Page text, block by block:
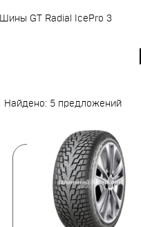
Шины GT Radial IcePro 3
Найдено: 5 предложений